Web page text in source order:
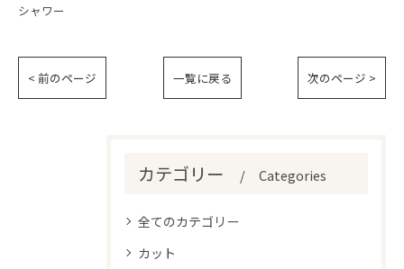
シャワー
< 前のページ 一覧に戻る 次のページ >
カテゴリー Categories
全てのカテゴリー
カット